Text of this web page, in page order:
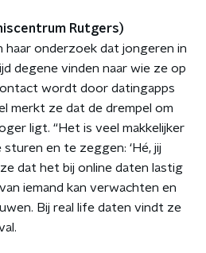
Rutgers)
haar onderzoek dat jongeren in
degene vinden naar wie ze op
wordt door datingapps
merkt ze dat de drempel om
ligt. “Het is veel makkelijker
en te zeggen: ‘Hé, jij
dat het bij online daten lastig
iemand kan verwachten en
Bij real life daten vindt ze